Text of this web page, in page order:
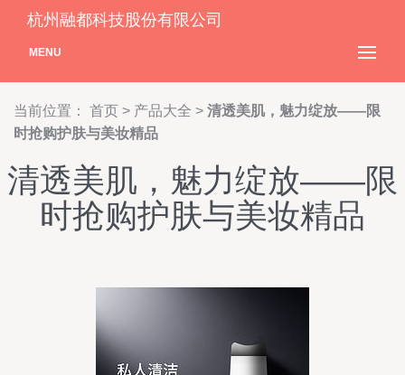
杭州融都科技股份有限公司
MENU
当前位置： 首页 > 产品大全 > 清透美肌，魅力绽放——限
时抢购护肤与美妆精品
清透美肌，魅力绽放——限
时抢购护肤与美妆精品